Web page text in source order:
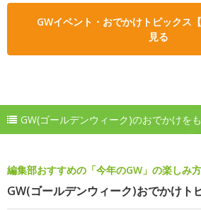
GWイベント・おでかけトピックス
見る
GW(ゴールデンウィーク)のおでかけを
編集部おすすめの「今年のGW」の楽しみ
GW(ゴールデンウィーク)おでかけト